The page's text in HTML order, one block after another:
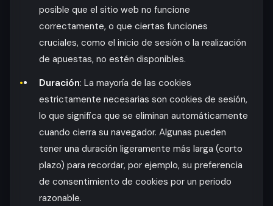
posible que el sitio web no funcione
correctamente, o que ciertas funciones
cruciales, como el inicio de sesión o la realización
de apuestas, no estén disponibles.
Duración: La mayoría de las cookies
estrictamente necesarias son cookies de sesión,
lo que significa que se eliminan automáticamente
cuando cierra su navegador. Algunas pueden
tener una duración ligeramente más larga (corto
plazo) para recordar, por ejemplo, su preferencia
de consentimiento de cookies por un periodo
razonable.